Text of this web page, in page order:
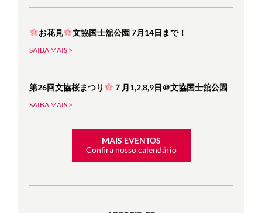
お花見 文協国士舘公園 7月14日まで！
SAIBA MAIS >
第26回文協桜まつり ７月1,2,8,9日＠文協国士舘公園
SAIBA MAIS >
MAIS EVENTOS
Confira nosso calendário